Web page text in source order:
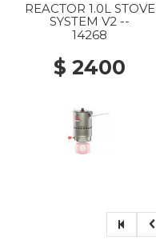
REACTOR 1.0L STOVE
SYSTEM V2 --
14268
$ 2400